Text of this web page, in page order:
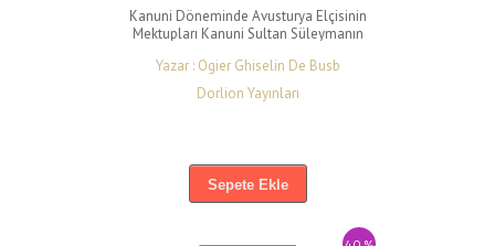
Kanuni Döneminde Avusturya Elçisinin
Mektupları Kanuni Sultan Süleymanın
Yazar : Ogier Ghiselin De Busb
Dorlion Yayınları
Sepete Ekle